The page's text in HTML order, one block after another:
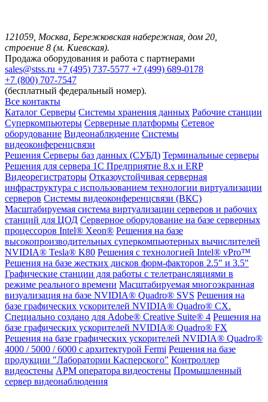
121059, Москва, Бережковская набережная, дом 20,
строение 8 (м. Киевская).
Продажа оборудования и работа с партнерами
sales@stss.ru +7 (495) 737-5577 +7 (499) 689-0178
+7 (800) 707-7547
(бесплатный федеральный номер).
Все контакты
Каталог Серверы Системы хранения данных Рабочие станции
Суперкомпьютеры Серверные платформы Сетевое
оборудование Видеонаблюдение Системы
видеоконференцсвязи
Решения Серверы баз данных (СУБД) Терминальные серверы
Решения для сервера 1С Предприятие 8.x и ERP
Видеорегистраторы Отказоустойчивая серверная
инфраструктура с использованием технологии виртуализации
серверов Системы видеоконференцсвязи (ВКС)
Масштабируемая система виртуализации серверов и рабочих
станций для ЦОД Серверное оборудование на базе серверных
процессоров Intel® Xeon® Решения на базе
высокопроизводительных суперкомпьютерных вычислителей
NVIDIA® Tesla® K80 Решения с технологией Intel® vPro™
Решения на базе жестких дисков форм-факторов 2.5" и 3.5"
Графические станции для работы с телетрансляциями в
режиме реального времени Масштабируемая многоэкранная
визуализация на базе NVIDIA® Quadro® SVS Решения на
базе графических ускорителей NVIDIA® Quadro® CX.
Специально создано для Adobe® Creative Suite® 4 Решения на
базе графических ускорителей NVIDIA® Quadro® FX
Решения на базе графических ускорителей NVIDIA® Quadro®
4000 / 5000 / 6000 с архитектурой Fermi Решения на базе
продукции "Лаборатории Касперского" Контроллер
видеостены АРМ оператора видеостены Промышленный
сервер видеонаблюдения